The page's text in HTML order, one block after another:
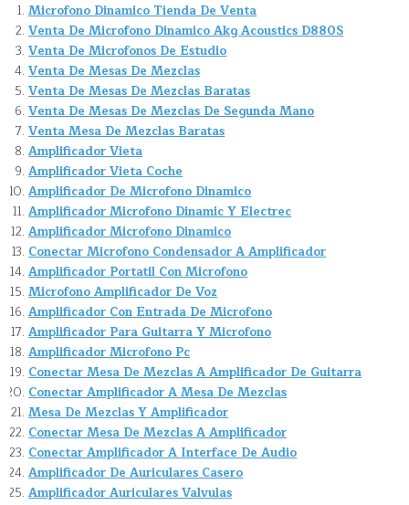
Microfono Dinamico Tienda De Venta
Venta De Microfono Dinamico Akg Acoustics D880S
Venta De Microfonos De Estudio
Venta De Mesas De Mezclas
Venta De Mesas De Mezclas Baratas
Venta De Mesas De Mezclas De Segunda Mano
Venta Mesa De Mezclas Baratas
Amplificador Vieta
Amplificador Vieta Coche
Amplificador De Microfono Dinamico
Amplificador Microfono Dinamic Y Electrec
Amplificador Microfono Dinamico
Conectar Microfono Condensador A Amplificador
Amplificador Portatil Con Microfono
Microfono Amplificador De Voz
Amplificador Con Entrada De Microfono
Amplificador Para Guitarra Y Microfono
Amplificador Microfono Pc
Conectar Mesa De Mezclas A Amplificador De Guitarra
Conectar Amplificador A Mesa De Mezclas
Mesa De Mezclas Y Amplificador
Conectar Mesa De Mezclas A Amplificador
Conectar Amplificador A Interface De Audio
Amplificador De Auriculares Casero
Amplificador Auriculares Valvulas